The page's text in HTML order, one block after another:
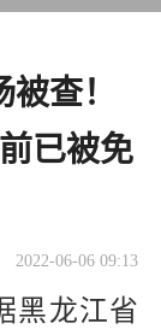
查！
已被免
2022-06-06 09:13
黑龙江省